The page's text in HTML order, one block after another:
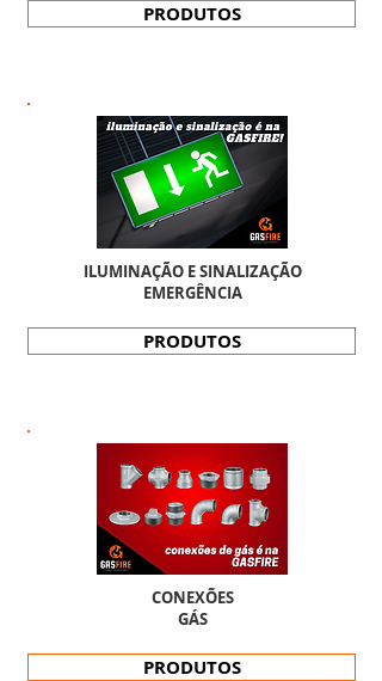
PRODUTOS
ILUMINAÇÃO E SINALIZAÇÃO
EMERGÊNCIA
PRODUTOS
CONEXÕES
GÁS
PRODUTOS